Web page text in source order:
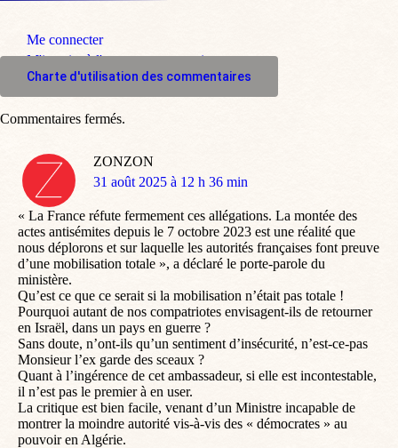
Me connecter
M'inscrire à l'espace commentaire
Charte d'utilisation des commentaires
ZONZON
dit
31 août 2025 à 12 h 36 min
« La France réfute fermement ces allégations. La montée des
actes antisémites depuis le 7 octobre 2023 est une réalité que
nous déplorons et sur laquelle les autorités françaises font preuve
d’une mobilisation totale », a déclaré le porte-parole du
ministère.
Qu’est ce que ce serait si la mobilisation n’était pas totale !
Pourquoi autant de nos compatriotes envisagent-ils de retourner
en Israël, dans un pays en guerre ?
Sans doute, n’ont-ils qu’un sentiment d’insécurité, n’est-ce-pas
Monsieur l’ex garde des sceaux ?
Quant à l’ingérence de cet ambassadeur, si elle est incontestable,
il n’est pas le premier à en user.
La critique est bien facile, venant d’un Ministre incapable de
montrer la moindre autorité vis-à-vis des « démocrates » au
pouvoir en Algérie.
Commentaires fermés.